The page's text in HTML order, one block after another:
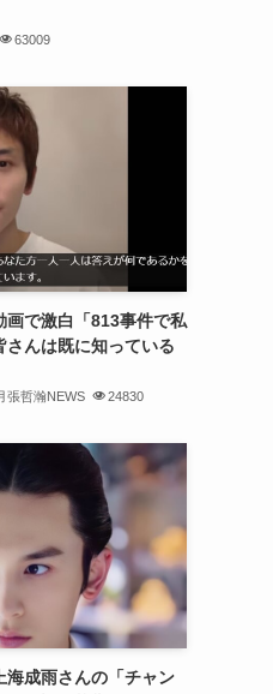
(29)
(30)
(32)
(31)
(32)
(32)
(29)
63009
画で激白「813事件で私
んは既に知っている
張哲瀚NEWS 24830
海成雨さんの「チャン